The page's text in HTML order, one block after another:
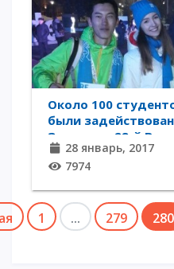
Около 100
были
Закрытии 28-й
Универсиады
28 январь, 2017
7974
1 ... 279 280